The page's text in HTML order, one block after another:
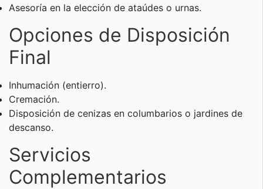
Asesoría en la elección de ataúdes o urnas.
Opciones de Disposición
Final
Inhumación (entierro).
Cremación.
Disposición de cenizas en columbarios o jardines de
descanso.
Servicios
Complementarios